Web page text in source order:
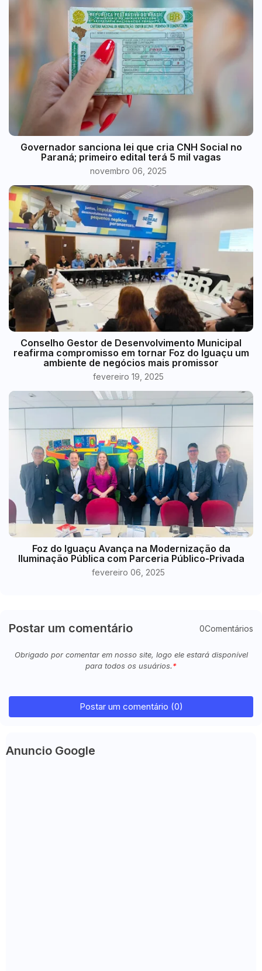
Governador sanciona lei que cria CNH Social no
Paraná; primeiro edital terá 5 mil vagas
novembro 06, 2025
Conselho Gestor de Desenvolvimento Municipal
reafirma compromisso em tornar Foz do Iguaçu um
ambiente de negócios mais promissor
fevereiro 19, 2025
Foz do Iguaçu Avança na Modernização da
Iluminação Pública com Parceria Público-Privada
fevereiro 06, 2025
Postar um comentário 0Comentários
Obrigado por comentar em nosso site, logo ele estará disponível
para todos os usuários.
Postar um comentário (0)
Anuncio Google